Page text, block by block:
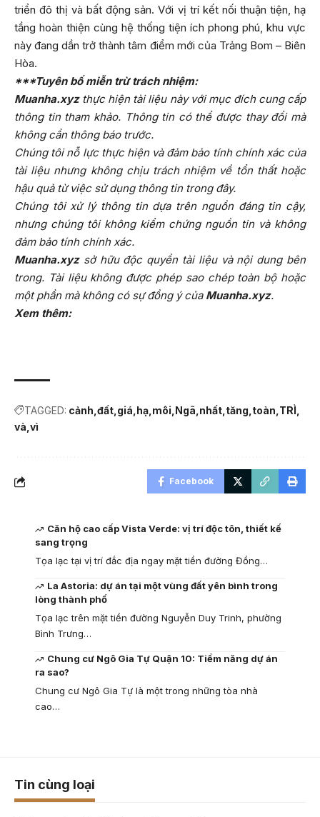
triển đô thị và bất động sản. Với vị trí kết nối thuận tiện, hạ
tầng hoàn thiện cùng hệ thống tiện ích phong phú, khu vực
này đang dần trở thành tâm điểm mới của Trảng Bom – Biên
Hòa.
***Tuyên bố miễn trừ trách nhiệm:
Muanha.xyzthực hiện tài liệu này với mục đích cung cấp
thông tin tham khảo. Thông tin có thể được thay đổi mà
không cần thông báo trước.
Chúng tôi nỗ lực thực hiện và đảm bảo tính chính xác của
tài liệu nhưng không chịu trách nhiệm về tổn thất hoặc
hậu quả từ việc sử dụng thông tin trong đây.
Chúng tôi xử lý thông tin dựa trên nguồn đáng tin cậy,
nhưng chúng tôi không kiểm chứng nguồn tin và không
đảm bảo tính chính xác.
Muanha.xyzsở hữu độc quyền tài liệu và nội dung bên
trong. Tài liệu không được phép sao chép toàn bộ hoặc
một phần mà không có sự đồng ý của Muanha.xyz.
Xem thêm:
TAGGED: cảnh đất giá hạ môi Ngã nhất tăng toàn TRÌ
và vì
Facebook
Căn hộ cao cấp Vista Verde: vị trí độc tôn, thiết kế
sang trọng
Tọa lạc tại vị trí đắc địa ngay mặt tiền đường Đồng…
La Astoria: dự án tại một vùng đất yên bình trong
lòng thành phố
Tọa lạc trên mặt tiền đường Nguyễn Duy Trinh, phường
Bình Trưng…
Chung cư Ngô Gia Tự Quận 10: Tiềm năng dự án
ra sao?
Chung cư Ngô Gia Tự là một trong những tòa nhà
cao…
Tin cùng loại